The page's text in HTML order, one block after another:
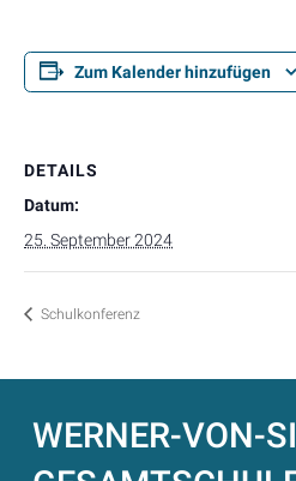
Zum Kalender hinzufügen
DETAILS
Datum:
25. September 2024
Schulkonferenz
WERNER-VON-